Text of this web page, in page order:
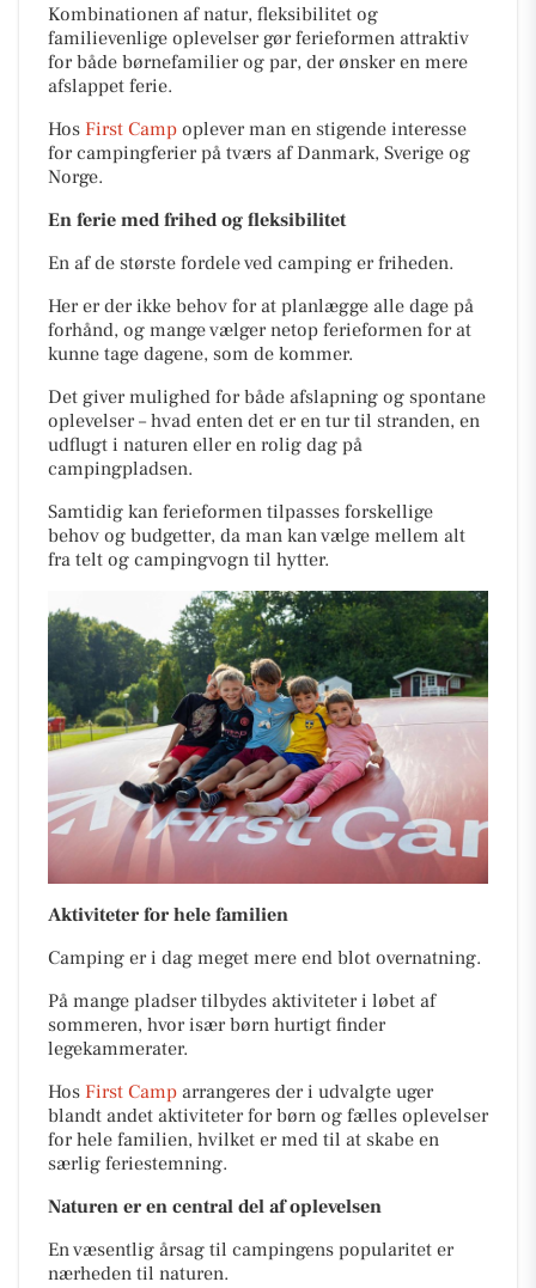
Kombinationen af natur, fleksibilitet og
familievenlige oplevelser gør ferieformen attraktiv
for både børnefamilier og par, der ønsker en mere
afslappet ferie.
Hos First Camp oplever man en stigende interesse
for campingferier på tværs af Danmark, Sverige og
Norge.
En ferie med frihed og fleksibilitet
En af de største fordele ved camping er friheden.
Her er der ikke behov for at planlægge alle dage på
forhånd, og mange vælger netop ferieformen for at
kunne tage dagene, som de kommer.
Det giver mulighed for både afslapning og spontane
oplevelser – hvad enten det er en tur til stranden, en
udflugt i naturen eller en rolig dag på
campingpladsen.
Samtidig kan ferieformen tilpasses forskellige
behov og budgetter, da man kan vælge mellem alt
fra telt og campingvogn til hytter.
Aktiviteter for hele familien
Camping er i dag meget mere end blot overnatning.
På mange pladser tilbydes aktiviteter i løbet af
sommeren, hvor især børn hurtigt finder
legekammerater.
Hos First Camp arrangeres der i udvalgte uger
blandt andet aktiviteter for børn og fælles oplevelser
for hele familien, hvilket er med til at skabe en
særlig feriestemning.
Naturen er en central del af oplevelsen
En væsentlig årsag til campingens popularitet er
nærheden til naturen.